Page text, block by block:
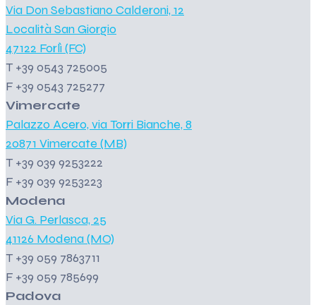
Via Don Sebastiano Calderoni, 12
Località San Giorgio
47122 Forlì (FC)
T +39 0543 725005
F +39 0543 725277
Vimercate
Palazzo Acero, via Torri Bianche, 8
20871 Vimercate (MB)
T +39 039 9253222
F +39 039 9253223
Modena
Via G. Perlasca, 25
41126 Modena (MO)
T +39 059 7863711
F +39 059 785699
Padova